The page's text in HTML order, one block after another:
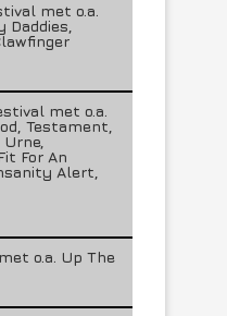
met o.a.
met o.a.
Testament,
For An
Alert,
o.a. Up The